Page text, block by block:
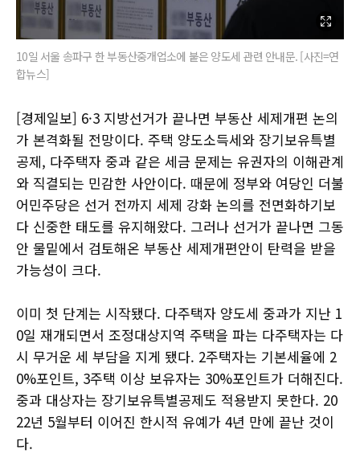
10일 서울 송파구 한 부동산중개업소에 붙은 양도세 관련 안내문. [사진=연
합뉴스]
[경제일보] 6·3 지방선거가 끝나면 부동산 세제개편 논의
가 본격화될 전망이다. 주택 양도소득세와 장기보유특별
공제, 다주택자 중과 같은 세금 문제는 유권자의 이해관계
와 직결되는 민감한 사안이다. 때문에 정부와 여당인 더불
어민주당은 선거 전까지 세제 강화 논의를 전면화하기보
다 신중한 태도를 유지해왔다. 그러나 선거가 끝나면 그동
안 물밑에서 검토해온 부동산 세제개편안이 탄력을 받을
가능성이 크다.
이미 첫 단계는 시작됐다. 다주택자 양도세 중과가 지난 1
0일 재개되면서 조정대상지역 주택을 파는 다주택자는 다
시 무거운 세 부담을 지게 됐다. 2주택자는 기본세율에 2
0%포인트, 3주택 이상 보유자는 30%포인트가 더해진다.
중과 대상자는 장기보유특별공제도 적용받지 못한다. 20
22년 5월부터 이어진 한시적 유예가 4년 만에 끝난 것이
다.